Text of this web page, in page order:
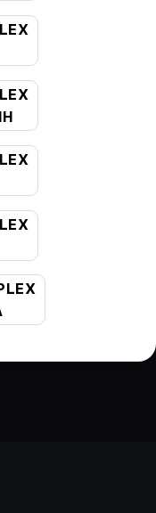
của người tiêu
các ngày bao